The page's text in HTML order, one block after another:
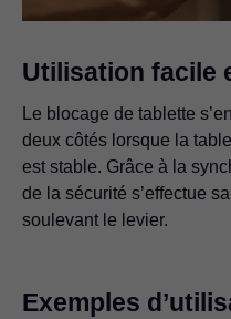
Utilisation facile
Le blocage de tablette
deux côtés lorsque la
est stable. Grâce à la
de la sécurité s’effectue
soulevant le levier.
Exemples